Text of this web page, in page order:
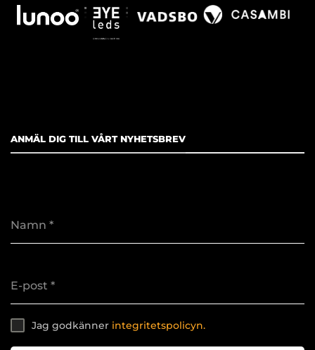
ANMÄL DIG TILL VÅRT NYHETSBREV
Namn *
E-post *
Jag godkänner integritetspolicyn.